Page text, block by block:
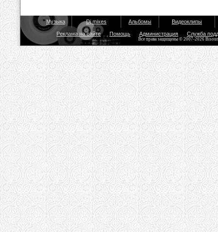
Музыка Dj mixes Альбомы Видеоклипы
Реклама на сайте Помощь Администрация Служба
Все права защищены © 2007-2026